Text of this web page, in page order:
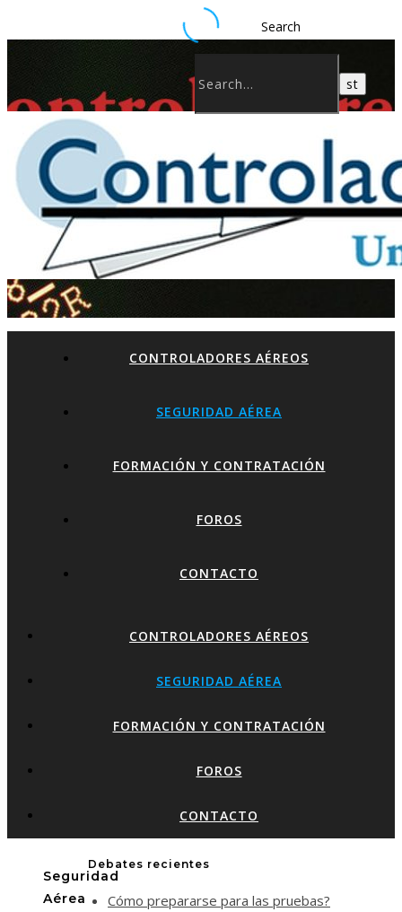
Search
CONTROLADORES AÉREOS
SEGURIDAD AÉREA
FORMACIÓN Y CONTRATACIÓN
FOROS
CONTACTO
CONTROLADORES AÉREOS
SEGURIDAD AÉREA
FORMACIÓN Y CONTRATACIÓN
FOROS
CONTACTO
Seguridad
Aérea
Debates recientes
Cómo prepararse para las pruebas?